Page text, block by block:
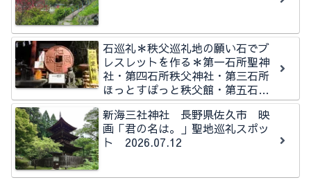
石巡礼＊秩父巡礼地の願い石でブ
レスレットを作る＊第一石所聖神
社・第四石所秩父神社・第三石所
ほっとすぽっと秩父館・第五石所
秩父今宮神社石所
新海三社神社 長野県佐久市 映
画「君の名は。」聖地巡礼スポッ
ト 2026.07.12